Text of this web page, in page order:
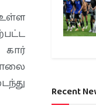
Recent